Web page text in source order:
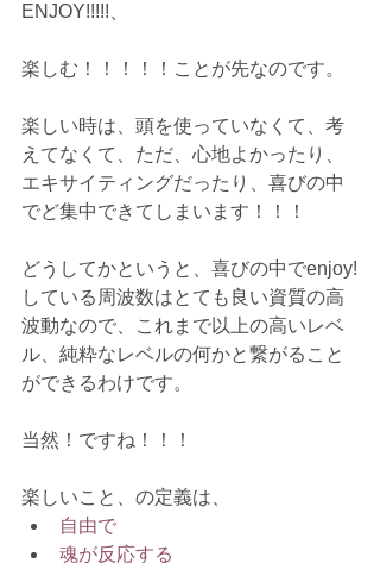
ENJOY!!!!!、
楽しむ！！！！！ことが先なのです。
楽しい時は、頭を使っていなくて、考
えてなくて、ただ、心地よかったり、
エキサイティングだったり、喜びの中
でど集中できてしまいます！！！
どうしてかというと、喜びの中でenjoy!
している周波数はとても良い資質の高
波動なので、これまで以上の高いレベ
ル、純粋なレベルの何かと繋がること
ができるわけです。
当然！ですね！！！
楽しいこと、の定義は、
自由で
魂が反応する